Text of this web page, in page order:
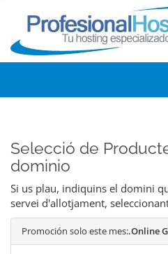
Selecció de
dominio
Si us plau, indiquins el domini
servei d'allotjament,
Promoción solo este mes:.Online